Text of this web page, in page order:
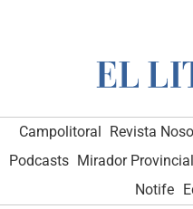
Campolitoral Revista
Podcasts Mirador Provincial
Notife